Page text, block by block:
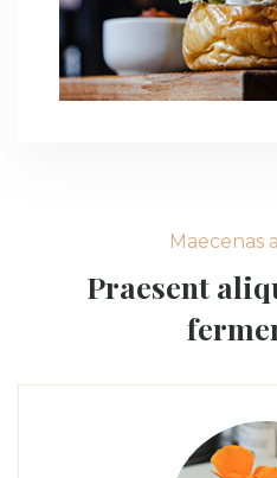
Maecenas
Praesent